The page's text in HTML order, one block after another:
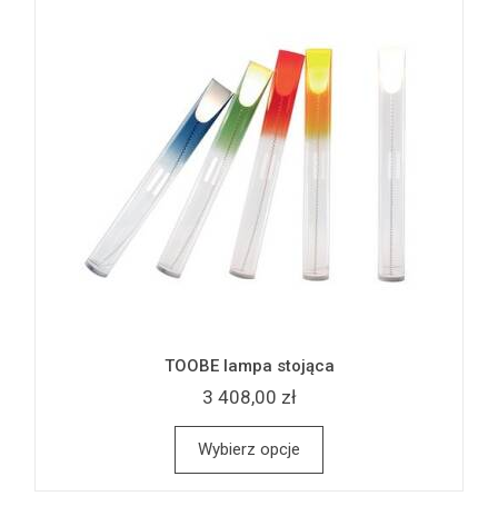
TOOBE lampa stojąca
3 408,00 zł
Wybierz opcje